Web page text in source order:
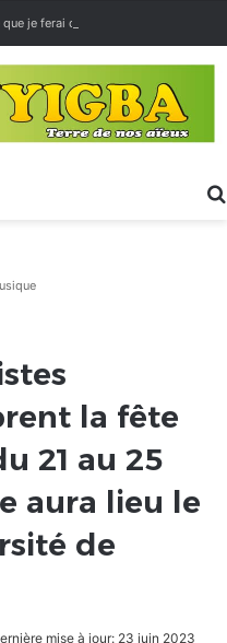
je ferai des « Évalas »
la fête
21 au 25
aura lieu le
de
mise à jour: 23 juin 2023